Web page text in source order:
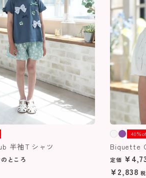
半袖Ｔシャツ
のところ
40％
Biquette
定価 ¥
¥2,838